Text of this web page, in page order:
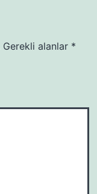
Gerekli alanlar *